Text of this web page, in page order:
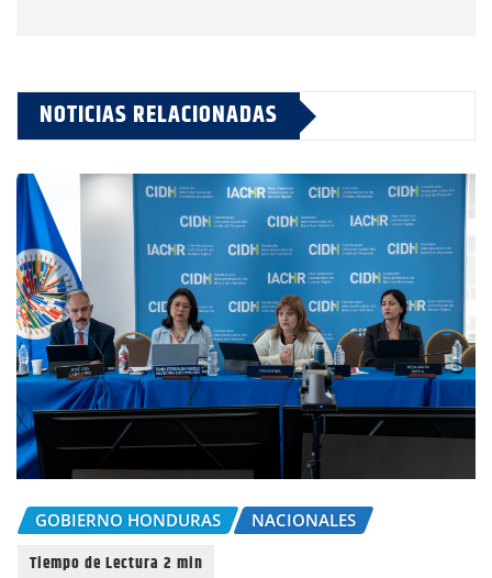
NOTICIAS RELACIONADAS
GOBIERNO HONDURAS NACIONALES